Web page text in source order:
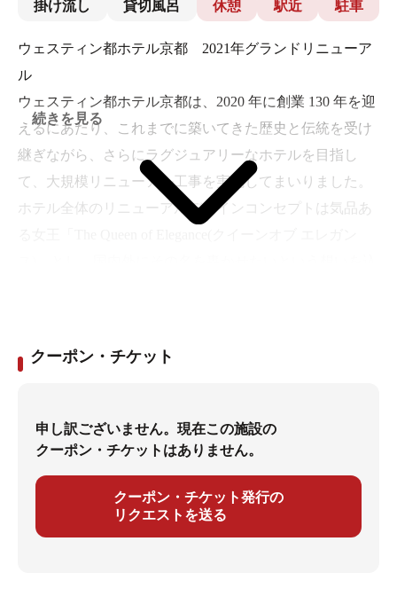
掛け流し 貸切風呂 休憩 駅近 駐車
ウェスティン都ホテル京都 2021年グランドリニューア
ル
ウェスティン都ホテル京都は、2020 年に創業 130 年を迎
えるにあたり、これまでに築いてきた歴史と伝統を受け
継ぎながら、さらにラグジュアリーなホテルを目指し
て、大規模リニューアル工事を実施してまいりました。
ホテル全体のリニューアルデザインコンセプトは気品あ
SPA「華頂」
優雅なここにしかない天然温泉の温浴施設
天然温泉を利用したSPA「華頂（かちょう）」は、地元
華頂山や琵琶湖疏水との調和を大切にし、ここにしかな
い温浴施設として設計しました。洗練された特徴的な
続きを見る
クーポン・チケット
申し訳ございません。現在この施設の
クーポン・チケットはありません。
クーポン・チケット発行の
リクエストを送る